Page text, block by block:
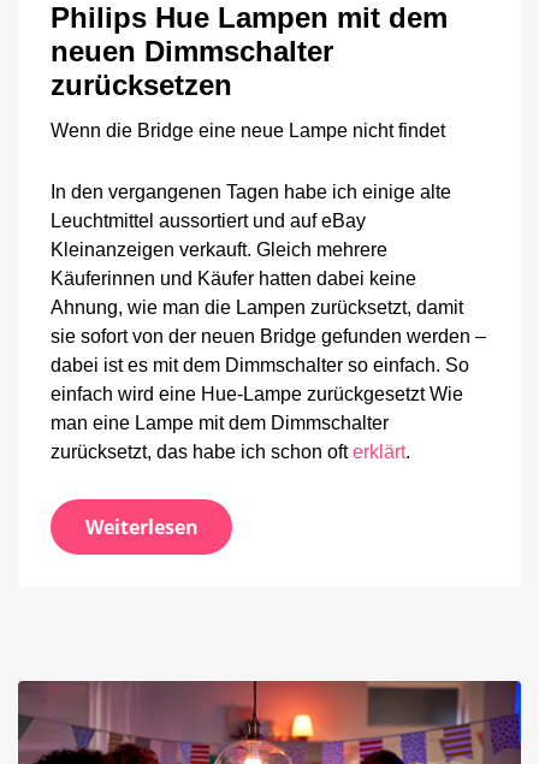
mit
Philips Hue Lampen mit dem
neuen Dimmschalter
zurücksetzen
Wenn die Bridge eine neue Lampe nicht findet
In den vergangenen Tagen habe ich einige alte
Leuchtmittel aussortiert und auf eBay
Kleinanzeigen verkauft. Gleich mehrere
Käuferinnen und Käufer hatten dabei keine
Ahnung, wie man die Lampen zurücksetzt, damit
sie sofort von der neuen Bridge gefunden werden –
dabei ist es mit dem Dimmschalter so einfach. So
einfach wird eine Hue-Lampe zurückgesetzt Wie
man eine Lampe mit dem Dimmschalter
zurücksetzt, das habe ich schon ofterklärt.
Weiterlesen